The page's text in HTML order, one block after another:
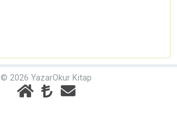
© 2026 YazarOkur Kitap